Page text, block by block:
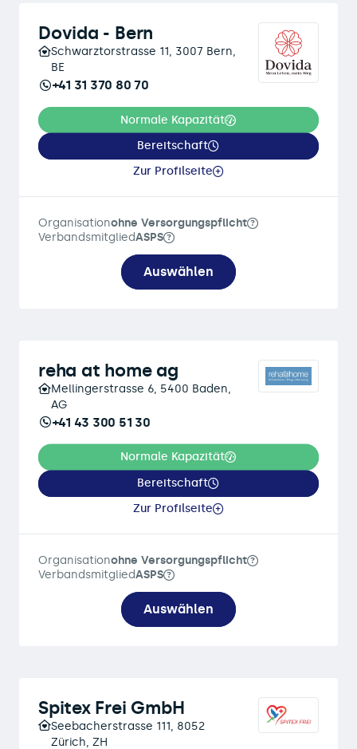
Dovida - Bern
Schwarztorstrasse 11, 3007 Bern,
BE
+41 31 370 80 70
Normale Kapazität
Bereitschaft
Zur Profilseite
Organisationohne Versorgungspflicht
VerbandsmitgliedASPS
Auswählen
reha at home ag
Mellingerstrasse 6, 5400 Baden,
AG
+41 43 300 51 30
Normale Kapazität
Bereitschaft
Zur Profilseite
Organisationohne Versorgungspflicht
VerbandsmitgliedASPS
Auswählen
Spitex Frei GmbH
Seebacherstrasse 111, 8052
Zürich, ZH